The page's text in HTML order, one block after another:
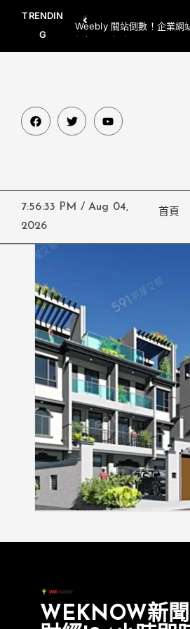
TRENDIN
G
Weebly 關站倒數！企業網
網都要一起處理
7:56:33 PM / Aug 04,
2026
首頁
WEKNOW新